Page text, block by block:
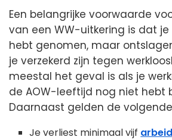
Een belangrijke voorwaarde
van een WW-uitkering is dat
hebt genomen, maar
je verzekerd zijn tegen
meestal het geval is als je
de AOW-leeftijd nog niet hebt
Daarnaast gelden de
Je verliest minimaal vijf